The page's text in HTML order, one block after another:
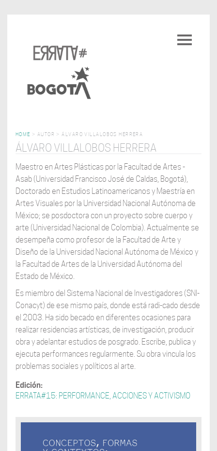
Toggle
HOME > AUTOR > ÁLVARO VILLALOBOS HERRERA
ÁLVARO VILLALOBOS HERRERA
Maestro en Artes Plásticas por la Facultad de Artes -
Asab (Universidad Francisco José de Caldas, Bogotá),
Doctorado en Estudios Latinoamericanos y Maestría en
Artes Visuales por la Universidad Nacional Autónoma de
México; se posdoctora con un proyecto sobre cuerpo y
arte (Universidad Nacional de Colombia). Actualmente se
desempeña como profesor de la Facultad de Arte y
Diseño de la Universidad Nacional Autónoma de México y
la Facultad de Artes de la Universidad Autónoma del
Estado de México.
Es miembro del Sistema Nacional de Investigadores (SNI-
Conacyt) de ese mismo país, donde está radi-cado desde
el 2003. Ha sido becado en diferentes ocasiones para
realizar residencias artísticas, de investigación, producir
obra y adelantar estudios de posgrado. Escribe, publica y
ejecuta performances regularmente. Su obra vincula los
problemas sociales y políticos al arte.
Edición:
ERRATA#15: PERFORMANCE, ACCIONES Y ACTIVISMO